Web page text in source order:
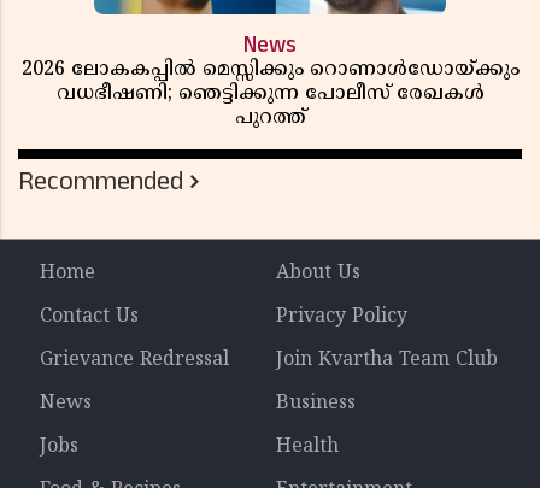
News
2026 ലോകകപ്പിൽ മെസ്സിക്കും റൊണാൾഡോയ്ക്കും
വധഭീഷണി; ഞെട്ടിക്കുന്ന പോലീസ് രേഖകൾ
പുറത്ത്
Recommended
Home
About Us
Contact Us
Privacy Policy
Grievance Redressal
Join Kvartha Team Club
News
Business
Jobs
Health